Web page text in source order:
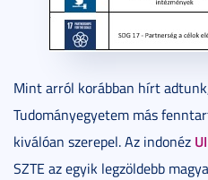
Mint arról korábban hírt
Tudományegyetem más
kiválóan szerepel. Az indonéz
SZTE az egyik legzöldebb